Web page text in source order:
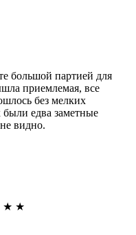
большой партией для
приемлемая, все
без мелких
были едва заметные
видно.
★ ★